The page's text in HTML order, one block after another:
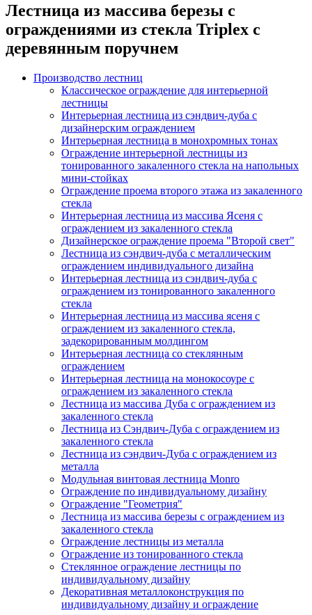
Лестница из массива березы с
ограждениями из стекла Triplex с
деревянным поручнем
Производство лестниц
Классическое ограждение для интерьерной
лестницы
Интерьерная лестница из сэндвич-дуба с
дизайнерским ограждением
Интерьерная лестница в монохромных тонах
Ограждение интерьерной лестницы из
тонированного закаленного стекла на напольных
мини-стойках
Ограждение проема второго этажа из закаленного
стекла
Интерьерная лестница из массива Ясеня с
ограждением из закаленного стекла
Дизайнерское ограждение проема "Второй свет"
Лестница из сэндвич-дуба с металлическим
ограждением индивидуального дизайна
Интерьерная лестница из сэндвич-дуба с
ограждением из тонированного закаленного
стекла
Интерьерная лестница из массива ясеня с
ограждением из закаленного стекла,
задекорированным молдингом
Интерьерная лестница со стеклянным
ограждением
Интерьерная лестница на монокосоуре с
ограждением из закаленного стекла
Лестница из массива Дуба с ограждением из
закаленного стекла
Лестница из Сэндвич-Дуба с ограждением из
закаленного стекла
Лестница из сэндвич-Дуба с ограждением из
металла
Модульная винтовая лестница Monro
Ограждение по индивидуальному дизайну
Ограждение "Геометрия"
Лестница из массива березы с ограждением из
закаленного стекла
Ограждение лестницы из металла
Ограждение из тонированного стекла
Стеклянное ограждение лестницы по
индивидуальному дизайну
Декоративная металлоконструкция по
индивидуальному дизайну и ограждение